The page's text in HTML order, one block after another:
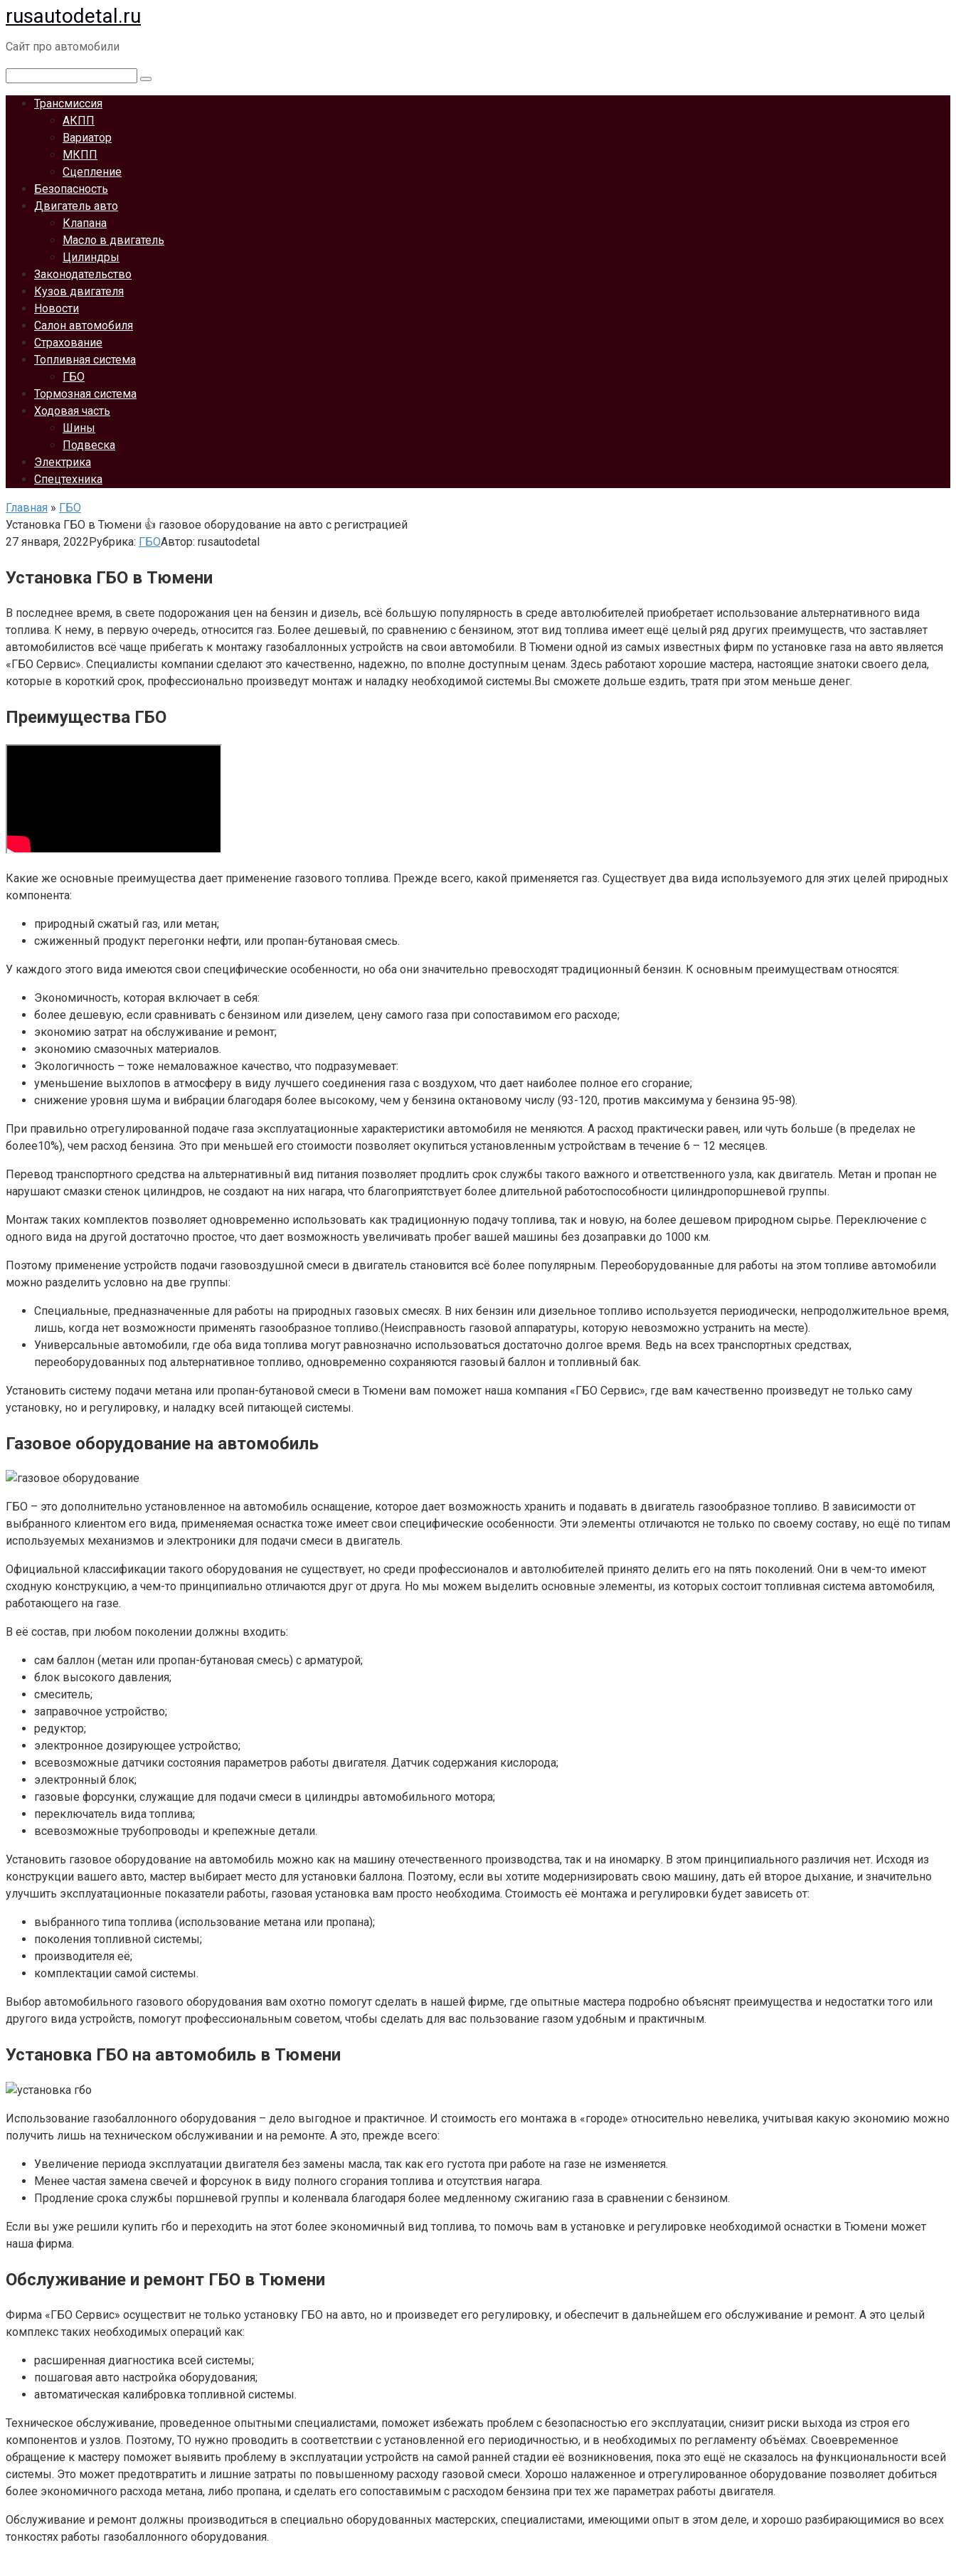
Перейти
к
контенту
rusautodetal.ru
Сайт про автомобили
Трансмиссия
АКПП
Вариатор
МКПП
Сцепление
Безопасность
Двигатель авто
Клапана
Масло в двигатель
Цилиндры
Законодательство
Кузов двигателя
Новости
Салон автомобиля
Страхование
Топливная система
ГБО
Тормозная система
Ходовая часть
Шины
Подвеска
Электрика
Спецтехника
Главная » ГБО
Установка ГБО в Тюмени 👍 газовое оборудование на авто с регистрацией
27 января, 2022Рубрика: ГБОАвтор: rusautodetal
Установка ГБО в Тюмени
В последнее время, в свете подорожания цен на бензин и дизель, всё большую популярность в среде автолюбителей приобретает использование альтернативного вида
топлива. К нему, в первую очередь, относится газ. Более дешевый, по сравнению с бензином, этот вид топлива имеет ещё целый ряд других преимуществ, что заставляет
автомобилистов всё чаще прибегать к монтажу газобаллонных устройств на свои автомобили. В Тюмени одной из самых известных фирм по установке газа на авто является
«ГБО Сервис». Специалисты компании сделают это качественно, надежно, по вполне доступным ценам. Здесь работают хорошие мастера, настоящие знатоки своего дела,
которые в короткий срок, профессионально произведут монтаж и наладку необходимой системы.Вы сможете дольше ездить, тратя при этом меньше денег.
Преимущества ГБО
Какие же основные преимущества дает применение газового топлива. Прежде всего, какой применяется газ. Существует два вида используемого для этих целей природных
компонента:
природный сжатый газ, или метан;
сжиженный продукт перегонки нефти, или пропан-бутановая смесь.
У каждого этого вида имеются свои специфические особенности, но оба они значительно превосходят традиционный бензин. К основным преимуществам относятся:
Экономичность, которая включает в себя:
более дешевую, если сравнивать с бензином или дизелем, цену самого газа при сопоставимом его расходе;
экономию затрат на обслуживание и ремонт;
экономию смазочных материалов.
Экологичность – тоже немаловажное качество, что подразумевает:
уменьшение выхлопов в атмосферу в виду лучшего соединения газа с воздухом, что дает наиболее полное его сгорание;
снижение уровня шума и вибрации благодаря более высокому, чем у бензина октановому числу (93-120, против максимума у бензина 95-98).
При правильно отрегулированной подаче газа эксплуатационные характеристики автомобиля не меняются. А расход практически равен, или чуть больше (в пределах не
более10%), чем расход бензина. Это при меньшей его стоимости позволяет окупиться установленным устройствам в течение 6 – 12 месяцев.
Перевод транспортного средства на альтернативный вид питания позволяет продлить срок службы такого важного и ответственного узла, как двигатель. Метан и пропан не
нарушают смазки стенок цилиндров, не создают на них нагара, что благоприятствует более длительной работоспособности цилиндропоршневой группы.
Монтаж таких комплектов позволяет одновременно использовать как традиционную подачу топлива, так и новую, на более дешевом природном сырье. Переключение с
одного вида на другой достаточно простое, что дает возможность увеличивать пробег вашей машины без дозаправки до 1000 км.
Поэтому применение устройств подачи газовоздушной смеси в двигатель становится всё более популярным. Переоборудованные для работы на этом топливе автомобили
можно разделить условно на две группы:
Специальные, предназначенные для работы на природных газовых смесях. В них бензин или дизельное топливо используется периодически, непродолжительное время,
лишь, когда нет возможности применять газообразное топливо.(Неисправность газовой аппаратуры, которую невозможно устранить на месте).
Универсальные автомобили, где оба вида топлива могут равнозначно использоваться достаточно долгое время. Ведь на всех транспортных средствах,
переоборудованных под альтернативное топливо, одновременно сохраняются газовый баллон и топливный бак.
Установить систему подачи метана или пропан-бутановой смеси в Тюмени вам поможет наша компания «ГБО Сервис», где вам качественно произведут не только саму
установку, но и регулировку, и наладку всей питающей системы.
Газовое оборудование на автомобиль
ГБО – это дополнительно установленное на автомобиль оснащение, которое дает возможность хранить и подавать в двигатель газообразное топливо. В зависимости от
выбранного клиентом его вида, применяемая оснастка тоже имеет свои специфические особенности. Эти элементы отличаются не только по своему составу, но ещё по типам
используемых механизмов и электроники для подачи смеси в двигатель.
Официальной классификации такого оборудования не существует, но среди профессионалов и автолюбителей принято делить его на пять поколений. Они в чем-то имеют
сходную конструкцию, а чем-то принципиально отличаются друг от друга. Но мы можем выделить основные элементы, из которых состоит топливная система автомобиля,
работающего на газе.
В её состав, при любом поколении должны входить:
сам баллон (метан или пропан-бутановая смесь) с арматурой;
блок высокого давления;
смеситель;
заправочное устройство;
редуктор;
электронное дозирующее устройство;
всевозможные датчики состояния параметров работы двигателя. Датчик содержания кислорода;
электронный блок;
газовые форсунки, служащие для подачи смеси в цилиндры автомобильного мотора;
переключатель вида топлива;
всевозможные трубопроводы и крепежные детали.
Установить газовое оборудование на автомобиль можно как на машину отечественного производства, так и на иномарку. В этом принципиального различия нет. Исходя из
конструкции вашего авто, мастер выбирает место для установки баллона. Поэтому, если вы хотите модернизировать свою машину, дать ей второе дыхание, и значительно
улучшить эксплуатационные показатели работы, газовая установка вам просто необходима. Стоимость её монтажа и регулировки будет зависеть от:
выбранного типа топлива (использование метана или пропана);
поколения топливной системы;
производителя её;
комплектации самой системы.
Выбор автомобильного газового оборудования вам охотно помогут сделать в нашей фирме, где опытные мастера подробно объяснят преимущества и недостатки того или
другого вида устройств, помогут профессиональным советом, чтобы сделать для вас пользование газом удобным и практичным.
Установка ГБО на автомобиль в Тюмени
Использование газобаллонного оборудования – дело выгодное и практичное. И стоимость его монтажа в «городе» относительно невелика, учитывая какую экономию можно
получить лишь на техническом обслуживании и на ремонте. А это, прежде всего:
Увеличение периода эксплуатации двигателя без замены масла, так как его густота при работе на газе не изменяется.
Менее частая замена свечей и форсунок в виду полного сгорания топлива и отсутствия нагара.
Продление срока службы поршневой группы и коленвала благодаря более медленному сжиганию газа в сравнении с бензином.
Если вы уже решили купить гбо и переходить на этот более экономичный вид топлива, то помочь вам в установке и регулировке необходимой оснастки в Тюмени может
наша фирма.
Обслуживание и ремонт ГБО в Тюмени
Фирма «ГБО Сервис» осуществит не только установку ГБО на авто, но и произведет его регулировку, и обеспечит в дальнейшем его обслуживание и ремонт. А это целый
комплекс таких необходимых операций как:
расширенная диагностика всей системы;
пошаговая авто настройка оборудования;
автоматическая калибровка топливной системы.
Техническое обслуживание, проведенное опытными специалистами, поможет избежать проблем с безопасностью его эксплуатации, снизит риски выхода из строя его
компонентов и узлов. Поэтому, ТО нужно проводить в соответствии с установленной его периодичностью, и в необходимых по регламенту объёмах. Своевременное
обращение к мастеру поможет выявить проблему в эксплуатации устройств на самой ранней стадии её возникновения, пока это ещё не сказалось на функциональности всей
системы. Это может предотвратить и лишние затраты по повышенному расходу газовой смеси. Хорошо налаженное и отрегулированное оборудование позволяет добиться
более экономичного расхода метана, либо пропана, и сделать его сопоставимым с расходом бензина при тех же параметрах работы двигателя.
Обслуживание и ремонт должны производиться в специально оборудованных мастерских, специалистами, имеющими опыт в этом деле, и хорошо разбирающимися во всех
тонкостях работы газобаллонного оборудования.